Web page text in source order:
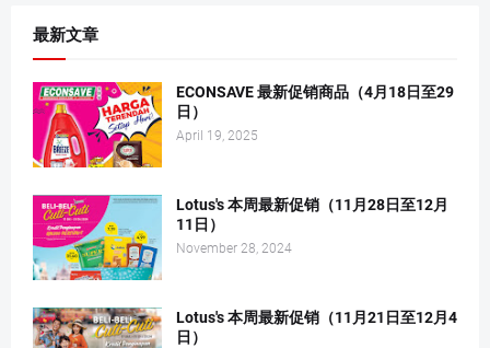
最新文章
ECONSAVE 最新促销商品（4月18日至29
日）
April 19, 2025
Lotus's 本周最新促销（11月28日至12月
11日）
November 28, 2024
Lotus's 本周最新促销（11月21日至12月4
日）